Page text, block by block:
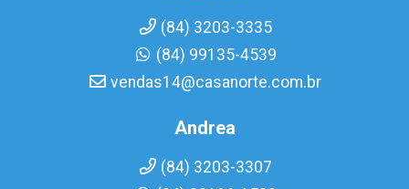
(84) 3203-3335
(84) 99135-4539
vendas14@casanorte.com.br
Andrea
(84) 3203-3307